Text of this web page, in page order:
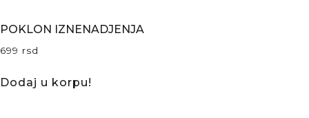
POKLON IZNENADJENJA
699 rsd
Dodaj u korpu!